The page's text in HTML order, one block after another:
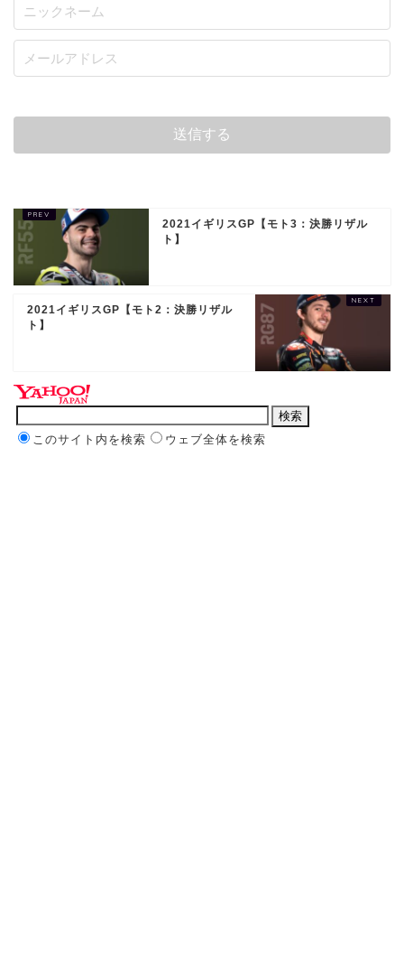
2021イギリスGP【モト3：決勝リザル
ト】
2021イギリスGP【モト2：決勝リザル
ト】
このサイト内を検索 ウェブ全体を検索